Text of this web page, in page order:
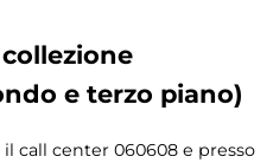
collezione
e terzo piano)
call center 060608 e presso